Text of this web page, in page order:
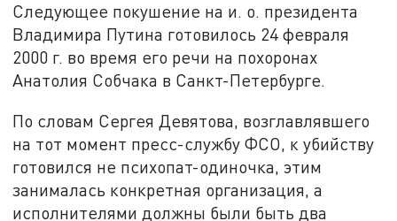
Следующее покушение на и. о. президента
Владимира Путина готовилось 24 февраля
2000 г. во время его речи на похоронах
Анатолия Собчака в Санкт-Петербурге.
По словам Сергея Девятова, возглавлявшего
на тот момент пресс-службу ФСО, к убийству
готовился не психопат-одиночка, этим
занималась конкретная организация, а
исполнителями должны были быть два